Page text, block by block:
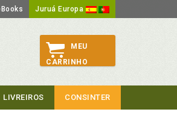
Juruá Europa
MEU
CARRINHO
LIVREIROS CONSINTER